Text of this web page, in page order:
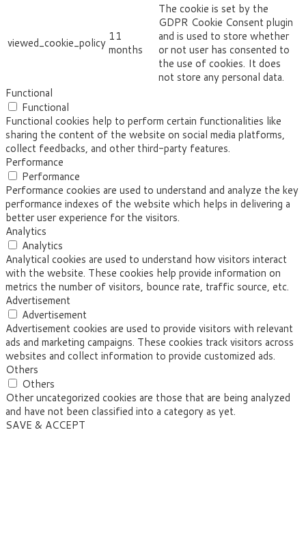
viewed_cookie_policy 11
months
The cookie is set by the
GDPR Cookie Consent plugin
and is used to store whether
or not user has consented to
the use of cookies. It does
not store any personal data.
Functional
Functional
Functional cookies help to perform certain functionalities like
sharing the content of the website on social media platforms,
collect feedbacks, and other third-party features.
Performance
Performance
Performance cookies are used to understand and analyze the key
performance indexes of the website which helps in delivering a
better user experience for the visitors.
Analytics
Analytics
Analytical cookies are used to understand how visitors interact
with the website. These cookies help provide information on
metrics the number of visitors, bounce rate, traffic source, etc.
Advertisement
Advertisement
Advertisement cookies are used to provide visitors with relevant
ads and marketing campaigns. These cookies track visitors across
websites and collect information to provide customized ads.
Others
Others
Other uncategorized cookies are those that are being analyzed
and have not been classified into a category as yet.
SAVE & ACCEPT